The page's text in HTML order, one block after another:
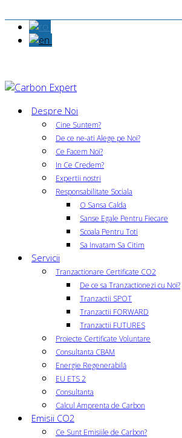
Despre Noi
Cine Suntem?
De ce ne-ati Alege pe Noi?
Ce Facem Noi?
In Ce Credem?
Expertii nostri
Responsabilitate Sociala
O Sansa Calda
Sanse Egale Pentru Fiecare
Scoala Pentru Toti
Sa Invatam Sa Citim
Servicii
Tranzactionare Certificate CO2
De ce sa Tranzactionezi cu Noi?
Tranzactii SPOT
Tranzactii FORWARD
Tranzactii FUTURES
Proiecte Certificate Voluntare
Consultanta CBAM
Energie Regenerabilă
EU ETS 2
Consultanta
Calcul Amprenta de Carbon
Emisii CO2
Ce Sunt Emisiile de Carbon?